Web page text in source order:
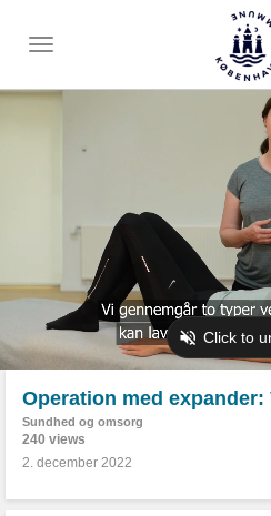
Toggle
Operation med
Sundhed og omsorg
240 views
2. december 2022